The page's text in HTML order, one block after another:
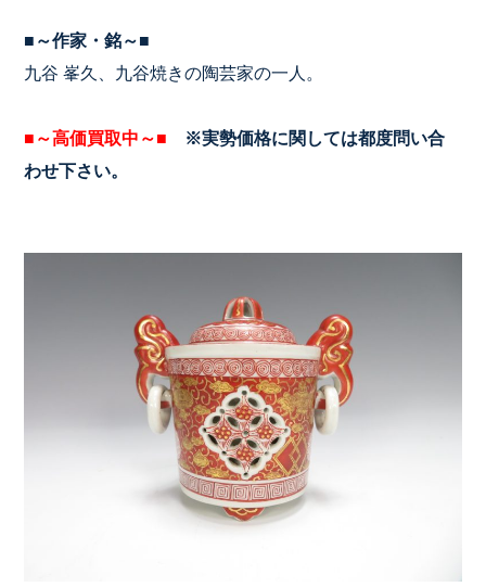
■～作家・銘～■
九谷 峯久、九谷焼きの陶芸家の一人。
■～高価買取中～■ ※実勢価格に関しては都度問い合
わせ下さい。